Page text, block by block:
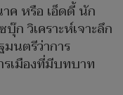
ค หรือ เอ็ดดี้ นัก
ก วิเคราะห์เจาะลึก
นตรีว่าการ
เมืองที่มีบทบาท